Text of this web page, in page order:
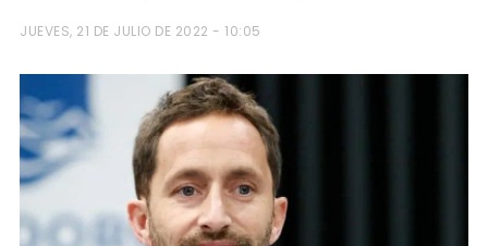
JUEVES, 21 DE JULIO DE 2022 - 10:05